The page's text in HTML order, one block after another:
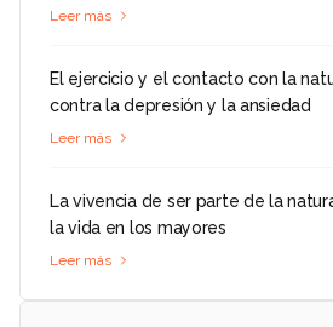
Leer más
El ejercicio y el contacto con la
contra la depresión y la ansiedad
Leer más
La vivencia de ser parte de la
la vida en los mayores
Leer más